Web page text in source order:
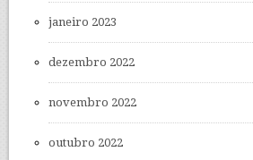
janeiro 2023
dezembro 2022
novembro 2022
outubro 2022